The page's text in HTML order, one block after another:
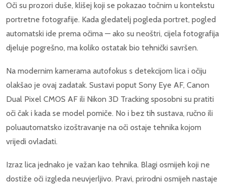
Oči su prozori duše, klišej koji se pokazao točnim u kontekstu
portretne fotografije. Kada gledatelj pogleda portret, pogled
automatski ide prema očima — ako su neoštri, cijela fotografija
djeluje pogrešno, ma koliko ostatak bio tehnički savršen.
Na modernim kamerama autofokus s detekcijom lica i očiju
olakšao je ovaj zadatak. Sustavi poput Sony Eye AF, Canon
Dual Pixel CMOS AF ili Nikon 3D Tracking sposobni su pratiti
oči čak i kada se model pomiče. No i bez tih sustava, ručno ili
poluautomatsko izoštravanje na oči ostaje tehnika kojom
vrijedi ovladati.
Izraz lica jednako je važan kao tehnika. Blagi osmijeh koji ne
dostiže oči izgleda neuvjerljivo. Pravi, prirodni osmijeh nastaje